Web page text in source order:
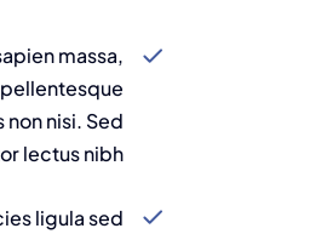
massa,
nisi. Sed
lectus nibh.
ligula sed